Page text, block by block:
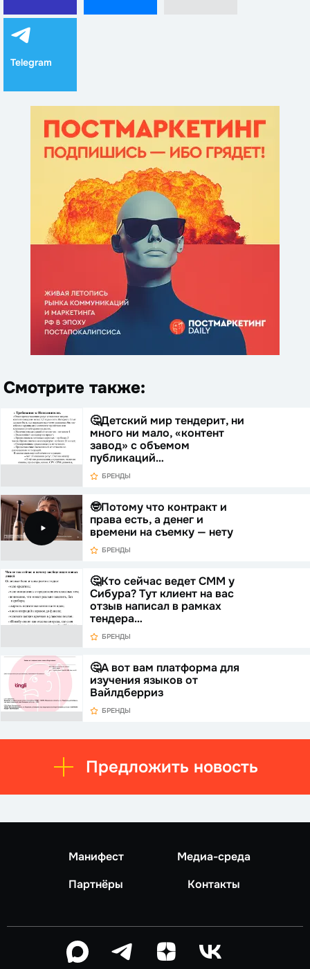
Telegram
Смотрите также:
🤔Детский мир тендерит, ни
много ни мало, «контент
завод» с объемом
публикаций…
БРЕНДЫ
🤓Потому что контракт и
права есть, а денег и
времени на съемку — нету
БРЕНДЫ
🤔Кто сейчас ведет СММ у
Сибура? Тут клиент на вас
отзыв написал в рамках
тендера…
БРЕНДЫ
🤔А вот вам платформа для
изучения языков от
Вайлдберриз
БРЕНДЫ
Предложить новость
Манифест
Медиа-среда
Партнёры
Контакты